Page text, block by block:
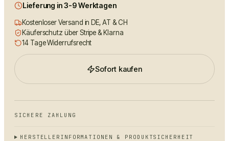
Lieferung in 3-9 Werktagen
Kostenloser Versand in DE, AT & CH
Käuferschutz über Stripe & Klarna
14 Tage Widerrufsrecht
Sofort kaufen
SICHERE ZAHLUNG
HERSTELLERINFORMATIONEN & PRODUKTSICHERHEIT